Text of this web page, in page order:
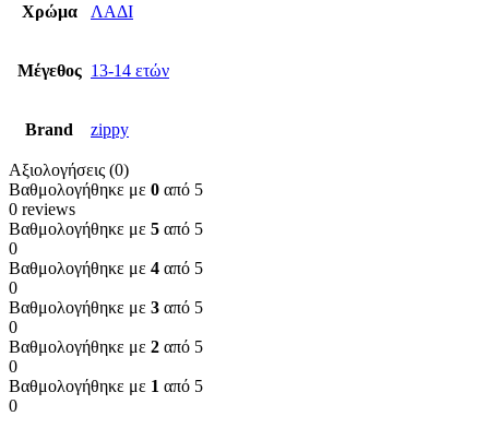
Χρώμα ΛΑΔΙ
Μέγεθος 13-14 ετών
Brand zippy
Αξιολογήσεις (0)
Βαθμολογήθηκε με 0 από 5
0 reviews
Βαθμολογήθηκε με 5 από 5
0
Βαθμολογήθηκε με 4 από 5
0
Βαθμολογήθηκε με 3 από 5
0
Βαθμολογήθηκε με 2 από 5
0
Βαθμολογήθηκε με 1 από 5
0